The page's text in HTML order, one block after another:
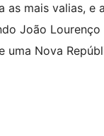
mais valias,
João
uma Nova